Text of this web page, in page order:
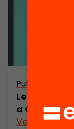
Publicació
Les
a
Veure’n més